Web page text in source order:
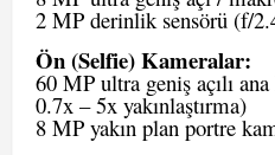
2 MP derinlik sensörü (f/
Ön (Selfie) Kameralar:
60 MP ultra geniş açılı
0.7x – 5x yakınlaştırma)
8 MP yakın plan portre